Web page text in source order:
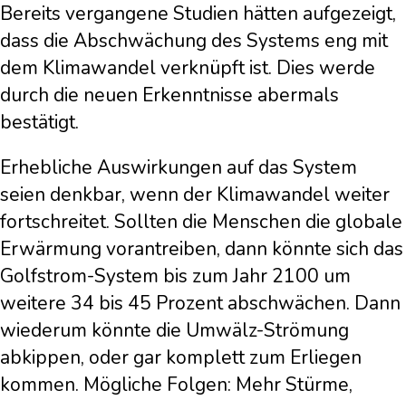
Bereits vergangene Studien hätten aufgezeigt,
dass die Abschwächung des Systems eng mit
dem Klimawandel verknüpft ist. Dies werde
durch die neuen Erkenntnisse abermals
bestätigt.
Erhebliche Auswirkungen auf das System
seien denkbar, wenn der Klimawandel weiter
fortschreitet. Sollten die Menschen die globale
Erwärmung vorantreiben, dann könnte sich das
Golfstrom-System bis zum Jahr 2100 um
weitere 34 bis 45 Prozent abschwächen. Dann
wiederum könnte die Umwälz-Strömung
abkippen, oder gar komplett zum Erliegen
kommen. Mögliche Folgen: Mehr Stürme,